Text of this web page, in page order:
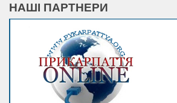
НАШІ ПАРТНЕРИ